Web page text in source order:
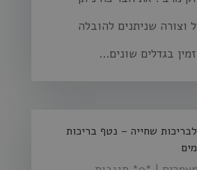
וצורה שניתנים להובלה
בגדלים שונים...
שחייה – נטף בריכות